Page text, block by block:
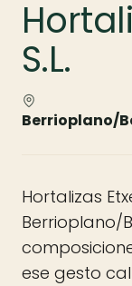
S.L.
Berrioplano/
Hortalizas
Berrioplano/
ese gesto